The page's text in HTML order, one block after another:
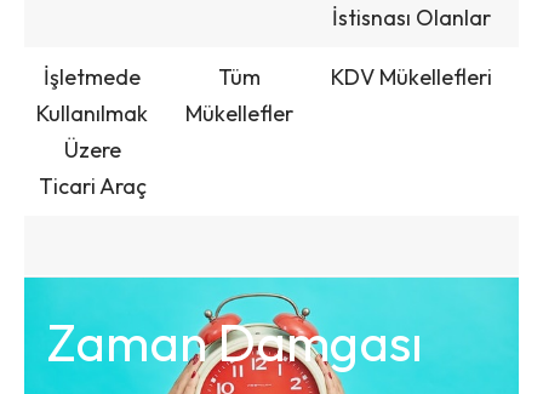
İstisnası Olanlar
İşletmede
Kullanılmak
Üzere
Ticari Araç
Tüm
Mükellefler
KDV Mükellefleri
Zaman Damgası